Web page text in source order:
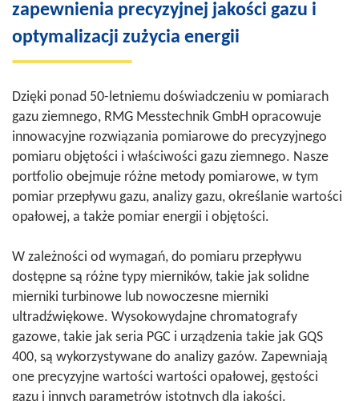
zapewnienia precyzyjnej jakości gazu i
optymalizacji zużycia energii
Dzięki ponad 50-letniemu doświadczeniu w pomiarach
gazu ziemnego, RMG Messtechnik GmbH opracowuje
innowacyjne rozwiązania pomiarowe do precyzyjnego
pomiaru objętości i właściwości gazu ziemnego. Nasze
portfolio obejmuje różne metody pomiarowe, w tym
pomiar przepływu gazu, analizy gazu, określanie wartości
opałowej, a także pomiar energii i objętości.
W zależności od wymagań, do pomiaru przepływu
dostępne są różne typy mierników, takie jak solidne
mierniki turbinowe lub nowoczesne mierniki
ultradźwiękowe. Wysokowydajne chromatografy
gazowe, takie jak seria PGC i urządzenia takie jak GQS
400, są wykorzystywane do analizy gazów. Zapewniają
one precyzyjne wartości wartości opałowej, gęstości
gazu i innych parametrów istotnych dla jakości.